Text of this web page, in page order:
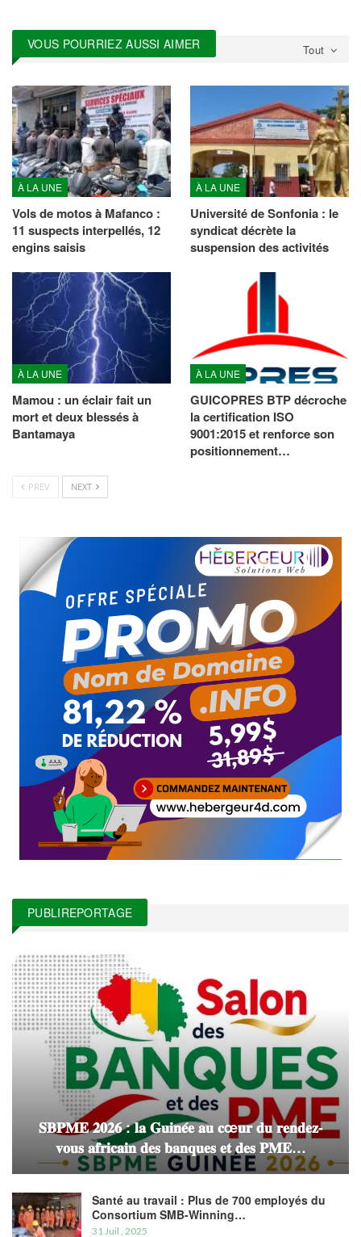
Tout
VOUS POURRIEZ AUSSI AIMER
À LA UNE
Vols de motos à Mafanco :
11 suspects interpellés, 12
engins saisis
À LA UNE
Université de Sonfonia : le
syndicat décrète la
suspension des activités
À LA UNE
Mamou : un éclair fait un
mort et deux blessés à
Bantamaya
À LA UNE
GUICOPRES BTP décroche
la certification ISO
9001:2015 et renforce son
positionnement…
PREV NEXT
PUBLIREPORTAGE
𝐒𝐁𝐏𝐌𝐄 𝟐𝟎𝟐𝟔 : 𝐥𝐚 𝐆𝐮𝐢𝐧𝐞́𝐞 𝐚𝐮 𝐜œ𝐮𝐫 𝐝𝐮 𝐫𝐞𝐧𝐝𝐞𝐳-
𝐯𝐨𝐮𝐬 𝐚𝐟𝐫𝐢𝐜𝐚𝐢𝐧 𝐝𝐞𝐬 𝐛𝐚𝐧𝐪𝐮𝐞𝐬 𝐞𝐭 𝐝𝐞𝐬 𝐏𝐌𝐄…
Santé au travail : Plus de 700 employés du
Consortium SMB-Winning…
31 Juil , 2025